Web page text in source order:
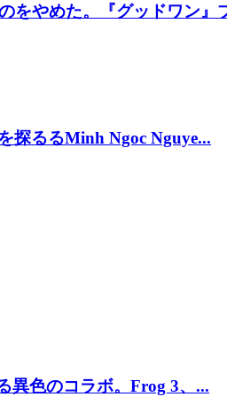
をやめた。『グッドワン』
探るるMinh Ngoc Nguye...
異色のコラボ。Frog 3、...